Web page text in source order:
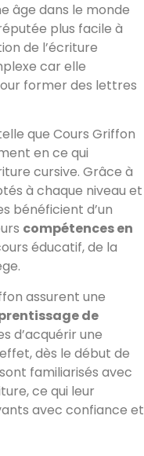
âge dans le monde
plus facile à
de l’écriture
car elle
former des lettres
que Cours Griffon
en ce qui
cursive. Grâce à
à chaque niveau et
bénéficient d’un
compétences en
éducatif, de la
assurent une
de
d’acquérir une
dès le début de
familiarisés avec
ce qui leur
avec confiance et